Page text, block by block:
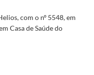
com o nº 5548, em
Casa de Saúde do